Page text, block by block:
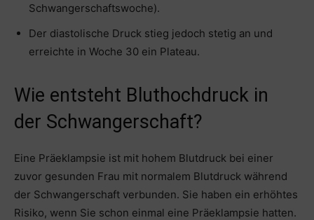
Schwangerschaftswoche).
Der diastolische Druck stieg jedoch stetig an und
erreichte in Woche 30 ein Plateau.
Wie entsteht Bluthochdruck in
der Schwangerschaft?
Eine Präeklampsie ist mit hohem Blutdruck bei einer
zuvor gesunden Frau mit normalem Blutdruck während
der Schwangerschaft verbunden. Sie haben ein erhöhtes
Risiko, wenn Sie schon einmal eine Präeklampsie hatten.